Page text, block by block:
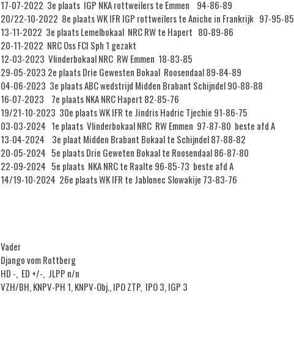
17-07-2022 3e plaats IGP NKA rottweilers te Emmen 94-86-89
20/22-10-2022 8e plaats WK IFR IGP rottweilers te Aniche in Frankrijk 97-95-85
13-11-2022 3e plaats Lemelbokaal NRC RW te Hapert 80-89-86
20-11-2022 NRC Oss FCI Sph 1 gezakt
12-03-2023 Vlinderbokaal NRC RW Emmen 18-83-85
29-05-2023 2e plaats Drie Gewesten Bokaal Roosendaal 89-84-89
04-06-2023 3e plaats ABC wedstrijd Midden Brabant Schijndel 90-88-88
16-07-2023 7e plaats NKA NRC Hapert 82-85-76
19/21-10-2023 30e plaats WK IFR te Jindris Hadric Tjechie 91-86-75
03-03-2024 1e plaats Vlinderbokaal NRC RW Emmen 97-87-80 beste afd A
13-04-2024 3e plaat Midden Brabant Bokaal te Schijndel 87-88-82
20-05-2024 5e plaats Drie Geweten Bokaal te Roosendaal 86-87-80
22-09-2024 5e plaats NKA NRC te Raalte 96-85-73 beste afd A
14/19-10-2024 26e plaats WK IFR te Jablonec Slowakije 73-83-76
Vader
Django vom Rottberg
HD -, ED +/-, JLPP n/n
VZH/BH, KNPV-PH 1, KNPV-Obj., IPO ZTP, IPO 3, IGP 3